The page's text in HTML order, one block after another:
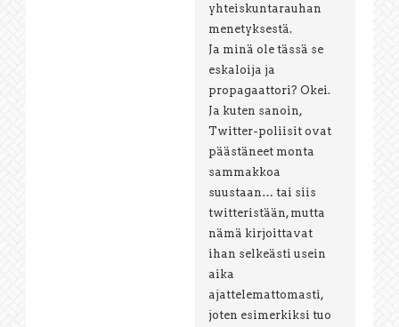
yhteiskuntarauhan
menetyksestä.
Ja minä ole tässä se
eskaloija ja
propagaattori? Okei.
Ja kuten sanoin,
Twitter-poliisit ovat
päästäneet monta
sammakkoa
suustaan… tai siis
twitteristään, mutta
nämä kirjoittavat
ihan selkeästi usein
aika
ajattelemattomasti,
joten esimerkiksi tuo